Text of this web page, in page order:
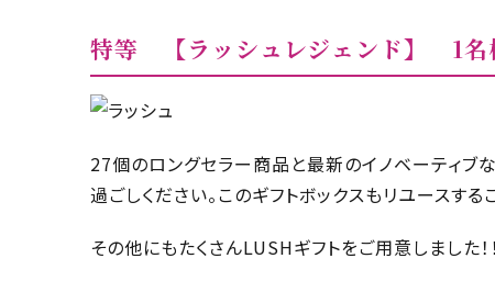
特等 【ラッシュレジェンド】 1名
27個のロングセラー商品と最新のイノベーティブ
過ごしください。このギフトボックスもリユースす
その他にもたくさんLUSHギフトをご用意しました！！